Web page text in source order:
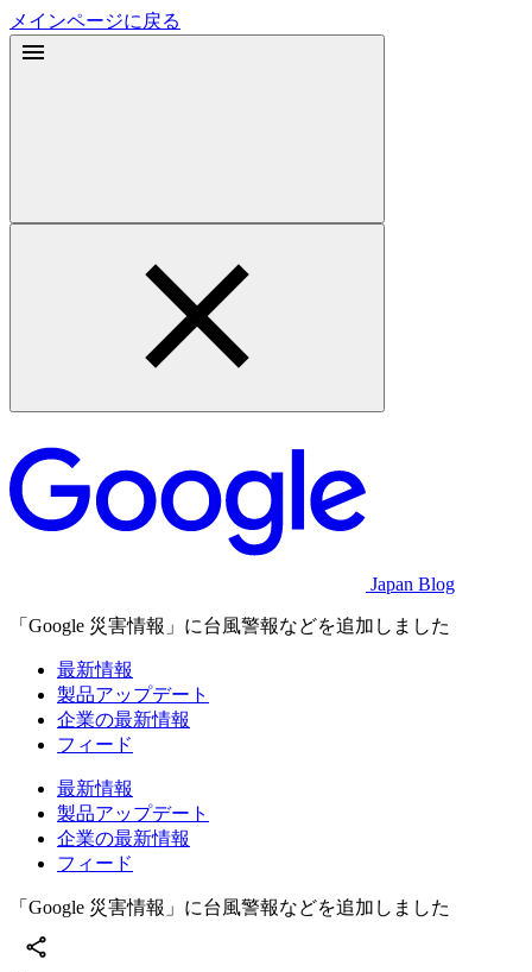
メインページに戻る
Japan Blog
「Google 災害情報」に台風警報などを追加しました
最新情報
製品アップデート
企業の最新情報
フィード
最新情報
製品アップデート
企業の最新情報
フィード
「Google 災害情報」に台風警報などを追加しました